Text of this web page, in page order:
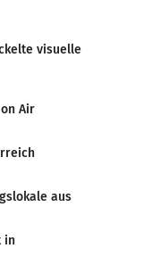
visuelle
Air
aus
in